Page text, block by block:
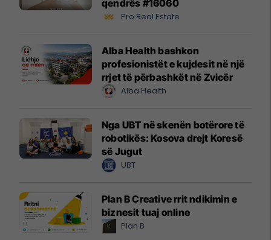
qendrës #16060
Pro Real Estate
Alba Health bashkon
profesionistët e kujdesit në një
rrjet të përbashkët në Zvicër
Alba Health
Nga UBT në skenën botërore të
robotikës: Kosova drejt Koresë
së Jugut
UBT
Plan B Creative rrit ndikimin e
biznesit tuaj online
Plan B